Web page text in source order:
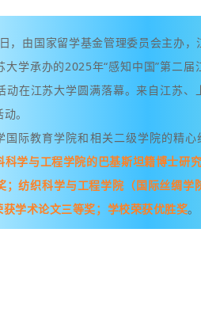
，由国家留学基金管理委员会主办
大学承办的2025年“感知中国”第二
动在江苏大学圆满落幕。来自江苏
。
国际教育学院和相关二级学院的精
科学与工程学院的巴基斯坦籍博士研
；纺织科学与工程学院（国际丝绸
学术论文三等奖；学校荣获优胜奖。